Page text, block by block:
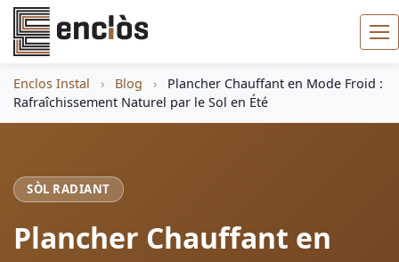
Enclos Instal › Blog ›
Plancher Chauffant en Mode Froid :
Rafraîchissement Naturel par le Sol en Été
SÒL RADIANT
Plancher Chauffant en